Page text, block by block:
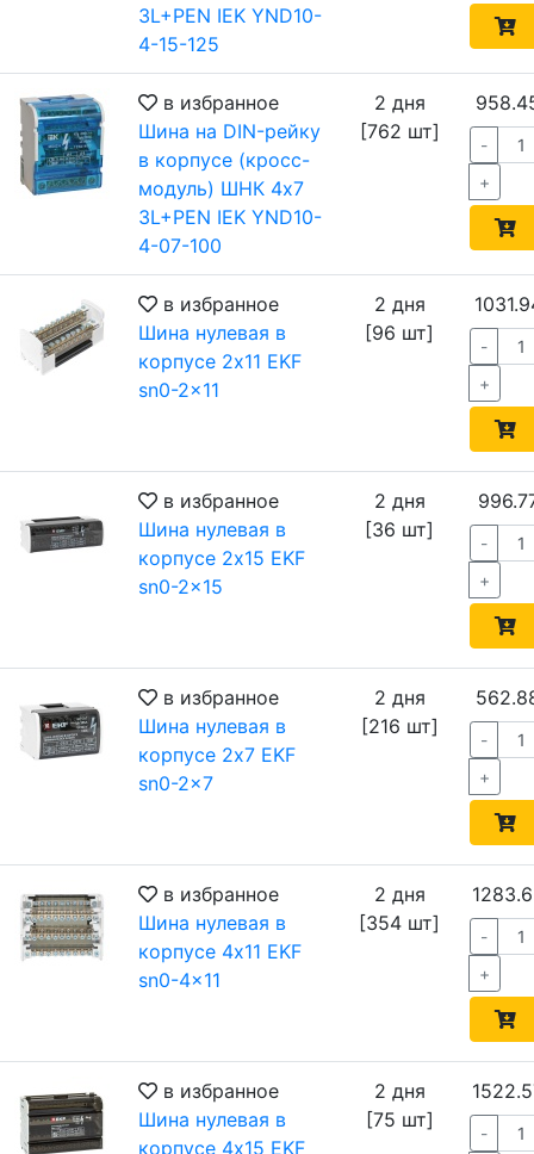
3L+PEN IEK YND10-
4-15-125
в избранное
Шина на DIN-рейку
в корпусе (кросс-
модуль) ШНК 4х7
3L+PEN IEK YND10-
4-07-100
2 дня
[762 шт]
-
+
в избранное
Шина нулевая в
корпусе 2х11 EKF
sn0-2x11
2 дня
[96 шт]
-
+
в избранное
Шина нулевая в
корпусе 2х15 EKF
sn0-2x15
2 дня
[36 шт]
-
+
в избранное
Шина нулевая в
корпусе 2х7 EKF
sn0-2x7
2 дня
[216 шт]
-
+
в избранное
Шина нулевая в
корпусе 4х11 EKF
sn0-4x11
2 дня
[354 шт]
-
+
в избранное
Шина нулевая в
корпусе 4х15 EKF
2 дня
[75 шт]
-